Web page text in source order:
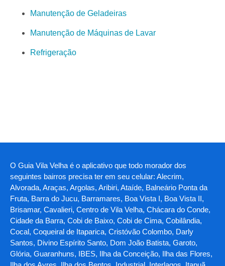
Manutenção de Geladeiras
Manutenção de Máquinas de Lavar
Refrigeração
O Guia Vila Velha é o aplicativo que todo morador dos
seguintes bairros precisa ter em seu celular: Alecrim,
Alvorada, Araças, Argolas, Aribiri, Ataíde, Balneário Ponta da
Fruta, Barra do Jucu, Barramares, Boa Vista I, Boa Vista II,
Brisamar, Cavalieri, Centro de Vila Velha, Chácara do Conde,
Cidade da Barra, Cobi de Baixo, Cobi de Cima, Cobilândia,
Cocal, Coqueiral de Itaparica, Cristóvão Colombo, Darly
Santos, Divino Espírito Santo, Dom João Batista, Garoto,
Glória, Guaranhuns, IBES, Ilha da Conceição, Ilha das Flores,